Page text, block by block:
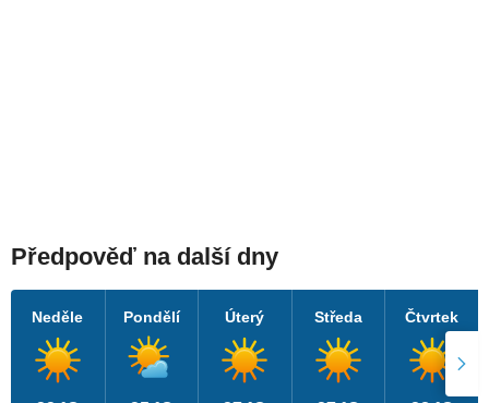
Předpověď na další dny
Neděle Pondělí Úterý Středa Čtvrtek